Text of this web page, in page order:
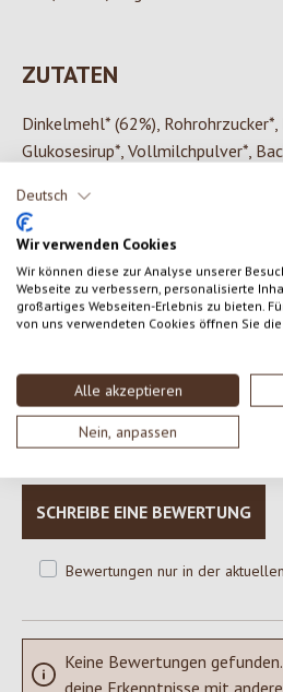
Deutsch
Wir verwenden Cookies
Wir können diese zur Analyse unserer
Webseite zu verbessern, personalisierte
großartiges Webseiten-Erlebnis zu bieten.
von uns verwendeten Cookies öffnen Sie
Alle akzeptieren
Nein, anpassen
ZUTATEN
Dinkelmehl* (62%),
Glukosesirup*, Vollmilchpulver*,
Meersalz, Emulgator (Sojalecithin*)
*aus ökologischem Anbau
Durchschnittliche Bewertung von
Gib eine Bewertung ab!
Teile deine Erfahrungen mit dem
SCHREIBE EINE BEWERTUNG
Bewertungen nur in der
Keine Bewertungen